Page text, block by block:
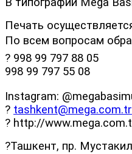
Печать
По всем вопросам
? 998 99 797 88 05
998 99 797 55 08
Instagram:
? tashkent@mega.com.tr
? http://
?Ташкент, пр.